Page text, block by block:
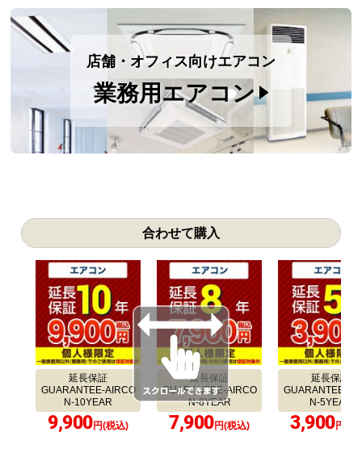
店舗・オフィス向けエアコン
業務用エアコン
合わせて購入
延長保証
GUARANTEE-AIRCO
N-10YEAR
9,900円(税込)
延長保証
GUARANTEE-AIRCO
N-8YEAR
7,900円(税込)
延長保証
GUARANTEE-
N-5YEAR
3,900円(税